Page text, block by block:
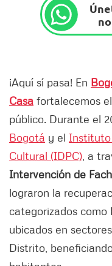
¡Aquí sí pasa! En
Casa fortalecemos
público. Durante el
Bogotá y el Instituto
Cultural (IDPC) , a
Intervención de
lograron la
categorizados
ubicados en
Distrito,